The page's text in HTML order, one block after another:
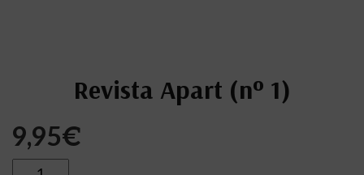
Revista Apart (nº 1)
9,95€
Cantidad